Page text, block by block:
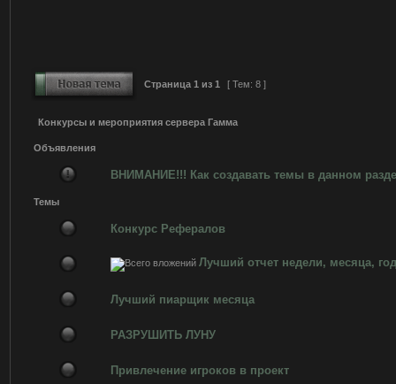
Страница 1 из 1 [ Тем: 8 ]
Конкурсы и мероприятия сервера Гамма
Объявления
ВНИМАНИЕ!!! Как создавать темы в данном
Темы
Конкурс Рефералов
Лучший отчет недели, месяца,
Лучший пиарщик месяца
РАЗРУШИТЬ ЛУНУ
Привлечение игроков в проект